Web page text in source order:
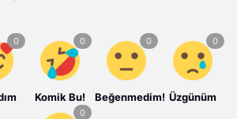
Komik Bu! Beğenmedim! Üzgünüm